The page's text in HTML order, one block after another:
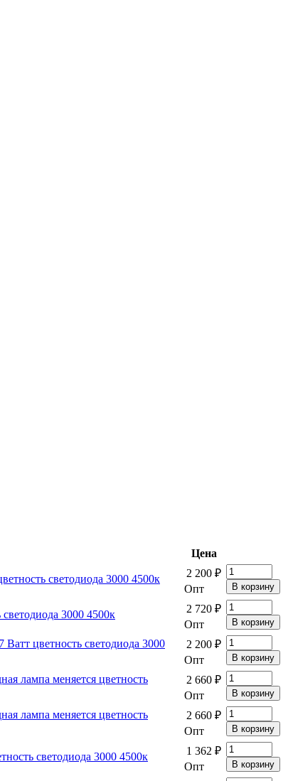
Цена
светодиода 3000 4500к
2 200 ₽
Опт
3000 4500к
2 720 ₽
Опт
цветность светодиода 3000
2 200 ₽
Опт
лампа меняется цветность
2 660 ₽
Опт
лампа меняется цветность
2 660 ₽
Опт
светодиода 3000 4500к
1 362 ₽
Опт